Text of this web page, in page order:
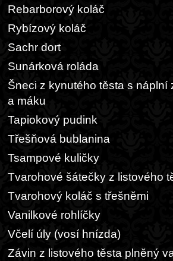
Rebarborový koláč
Rybízový koláč
Sachr dort
Sunárková roláda
Šneci z kynutého těsta s náplní
a máku
Tapiokový pudink
Třešňová bublanina
Tsampové kuličky
Tvarohové šátečky z listového
Tvarohový koláč s třešněmi
Vanilkové rohlíčky
Včelí úly (vosí hnízda)
Závin z listového těsta plněný